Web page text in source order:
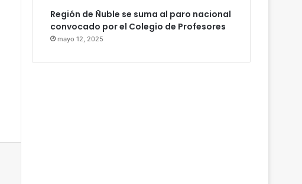
Región de Ñuble se suma al paro nacional
convocado por el Colegio de Profesores
mayo 12, 2025